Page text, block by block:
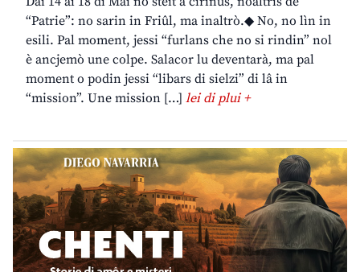
“Patrie”: no sarin in Friûl, ma inaltrò.◆ No, no lìn in
esili. Pal moment, jessi “furlans che no si rindin” nol
è ancjemò une colpe. Salacor lu deventarà, ma pal
moment o podin jessi “libars di sielzi” di lâ in
“mission”. Une mission […] lei di plui +